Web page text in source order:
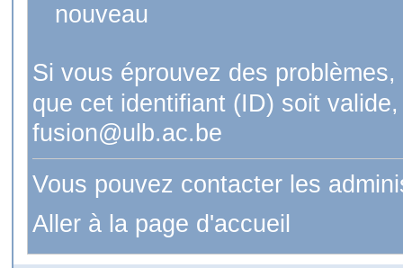
nouveau
Si vous éprouvez des
que cet identifiant (ID) soit
fusion@ulb.ac.be
Vous pouvez contacter les
Aller à la page d'accueil